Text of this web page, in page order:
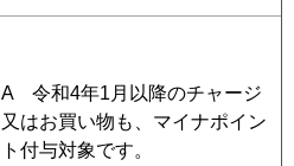
A 令和4年1月以降のチャージ
又はお買い物も、マイナポイン
ト付与対象です。